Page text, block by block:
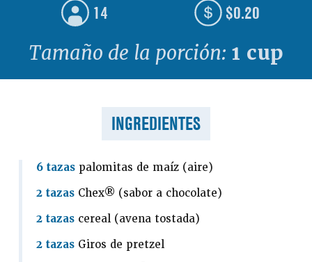
14 $0.20
Tamaño de la porción: 1 cup
INGREDIENTES
6 tazas palomitas de maíz (aire)
2 tazas Chex® (sabor a chocolate)
2 tazas cereal (avena tostada)
2 tazas Giros de pretzel